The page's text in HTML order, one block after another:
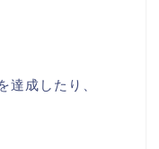
達成したり、